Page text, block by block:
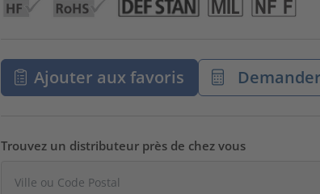
Ajouter aux favoris
Trouvez un distributeur près de chez vous